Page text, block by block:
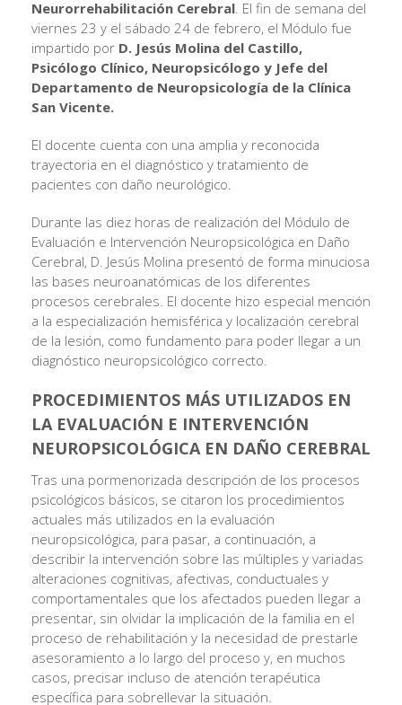
Neurorrehabilitación Cerebral . El fin de semana del
viernes 23 y el sábado 24 de febrero, el Módulo fue
impartido por D. Jesús Molina del Castillo,
Psicólogo Clínico, Neuropsicólogo y Jefe del
Departamento de Neuropsicología de la Clínica
San Vicente.
El docente cuenta con una amplia y reconocida
trayectoria en el diagnóstico y tratamiento de
pacientes con daño neurológico.
Durante las diez horas de realización del Módulo de
Evaluación e Intervención Neuropsicológica en Daño
Cerebral, D. Jesús Molina presentó de forma minuciosa
las bases neuroanatómicas de los diferentes
procesos cerebrales. El docente hizo especial mención
a la especialización hemisférica y localización cerebral
de la lesión, como fundamento para poder llegar a un
diagnóstico neuropsicológico correcto.
PROCEDIMIENTOS MÁS UTILIZADOS EN
LA EVALUACIÓN E INTERVENCIÓN
NEUROPSICOLÓGICA EN DAÑO CEREBRAL
Tras una pormenorizada descripción de los procesos
psicológicos básicos, se citaron los procedimientos
actuales más utilizados en la evaluación
neuropsicológica, para pasar, a continuación, a
describir la intervención sobre las múltiples y variadas
alteraciones cognitivas, afectivas, conductuales y
comportamentales que los afectados pueden llegar a
presentar, sin olvidar la implicación de la familia en el
proceso de rehabilitación y la necesidad de prestarle
asesoramiento a lo largo del proceso y, en muchos
casos, precisar incluso de atención terapéutica
específica para sobrellevar la situación.